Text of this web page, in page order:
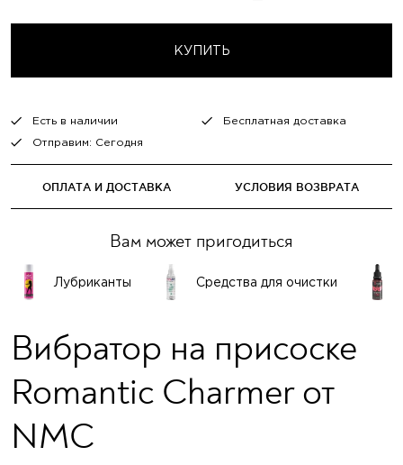
КУПИТЬ
Есть в наличии
Бесплатная доставка
Отправим: Сегодня
ОПЛАТА И ДОСТАВКА УСЛОВИЯ ВОЗВРАТА
Вам может пригодиться
Лубриканты Средства для очистки
Вибратор на присоске
Romantic Charmer от
NMC